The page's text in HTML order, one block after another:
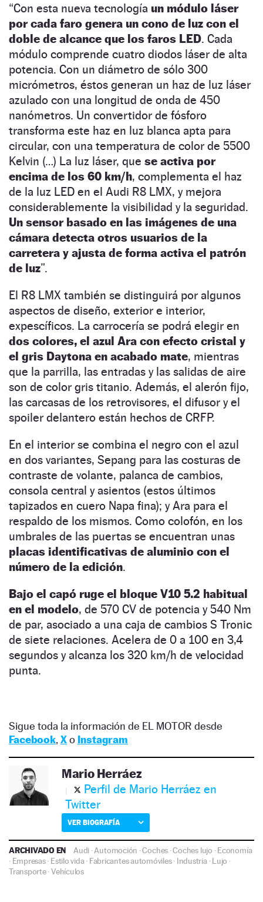
“Con esta nueva tecnología un módulo láser
por cada faro genera un cono de luz con el
doble de alcance que los faros LED. Cada
módulo comprende cuatro diodos láser de alta
potencia. Con un diámetro de sólo 300
micrómetros, éstos generan un haz de luz láser
azulado con una longitud de onda de 450
nanómetros. Un convertidor de fósforo
transforma este haz en luz blanca apta para
circular, con una temperatura de color de 5500
Kelvin (…) La luz láser, que se activa por
encima de los 60 km/h, complementa el haz
de la luz LED en el Audi R8 LMX, y mejora
considerablemente la visibilidad y la seguridad.
Un sensor basado en las imágenes de una
cámara detecta otros usuarios de la
carretera y ajusta de forma activa el patrón
de luz”.
El R8 LMX también se distinguirá por algunos
aspectos de diseño, exterior e interior,
expescíficos. La carrocería se podrá elegir en
dos colores, el azul Ara con efecto cristal y
el gris Daytona en acabado mate, mientras
que la parrilla, las entradas y las salidas de aire
son de color gris titanio. Además, el alerón fijo,
las carcasas de los retrovisores, el difusor y el
spoiler delantero están hechos de CRFP.
En el interior se combina el negro con el azul
en dos variantes, Sepang para las costuras de
contraste de volante, palanca de cambios,
consola central y asientos (estos últimos
tapizados en cuero Napa fina); y Ara para el
respaldo de los mismos. Como colofón, en los
umbrales de las puertas se encuentran unas
placas identificativas de aluminio con el
número de la edición.
Bajo el capó ruge el bloque V10 5.2 habitual
en el modelo, de 570 CV de potencia y 540 Nm
de par, asociado a una caja de cambios S Tronic
de siete relaciones. Acelera de 0 a 100 en 3,4
segundos y alcanza los 320 km/h de velocidad
punta.
Sigue toda la información de EL MOTOR desde
Facebook, Xo Instagram
Mario Herráez
Perfil de Mario Herráez en
Twitter
VER BIOGRAFÍA
ARCHIVADO EN Audi ·Automoción ·Coches ·Coches lujo ·Economía
· Empresas· Estilo vida· Fabricantes automóviles· Industria·Lujo ·
Transporte·Vehículos